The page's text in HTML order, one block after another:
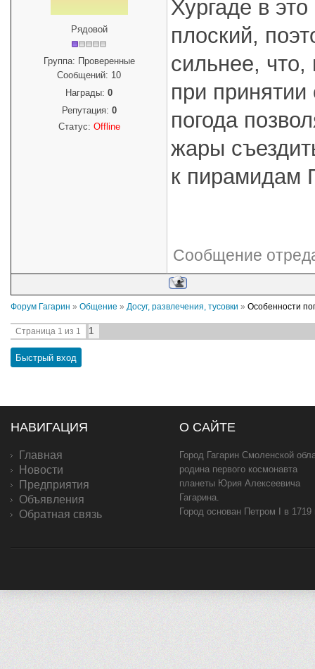
Рядовой
Группа: Проверенные
Сообщений: 10
Награды: 0
Репутация: 0
Статус: Offline
Хургаде в
плоский,
сильнее,
при
погода
жары
к пирамидам
Сообщение
Форум Гагарин » Общение » Досуг, развлечения, тусовки » Особенности
Страница 1 из 1 1
НАВИГАЦИЯ
Главная
Новости
Предприятия
Объявления
Обратная связь
О САЙТЕ
Город Гагарин Смоленской
родина первого космонавта
планеты Юрия Алексеевича
Гагарина.
Город основан Петром I в 1719